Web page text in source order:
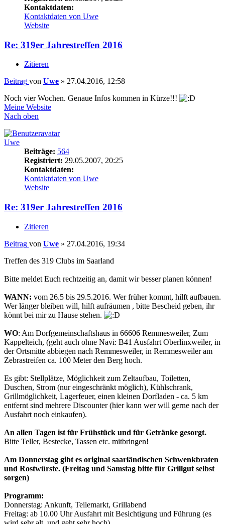
Kontaktdaten:
Kontaktdaten von Uwe
Website
Re: 319er Jahrestreffen 2016
Zitieren
Beitrag von Uwe » 27.04.2016, 12:58
Noch vier Wochen. Genaue Infos kommen in Kürze!!!
Meine Website
Nach oben
Uwe
Beiträge: 564
Registriert: 29.05.2007, 20:25
Kontaktdaten:
Kontaktdaten von Uwe
Website
Re: 319er Jahrestreffen 2016
Zitieren
Beitrag von Uwe » 27.04.2016, 19:34
Treffen des 319 Clubs im Saarland
Bitte meldet Euch rechtzeitig an, damit wir besser planen können!
WANN: vom 26.5 bis 29.5.2016. Wer früher kommt, hilft aufbauen.
Wer länger bleiben will, hilft aufräumen , bitte Bescheid geben, ihr
könnt bei mir zu Hause stehen.
WO: Am Dorfgemeinschaftshaus in 66606 Remmesweiler, Zum
Kappelteich, (geht auch ohne Navi: B41 Ausfahrt Oberlinxweiler, in
der Ortsmitte abbiegen nach Remmesweiler, in Remmesweiler am
Zebrastreifen ca. 100 Meter den Berg hoch.
Es gibt: Stellplätze, Möglichkeit zum Zeltaufbau, Toiletten,
Duschen, Strom (nur eingeschränkt möglich), Kühlschrank,
Grillmöglichkeit, Lagerfeuer, einen kleinen Dorfladen - ca. 5 km
entfernt sind mehrere Discounter (hier kann wer will gerne nach der
Ausfahrt noch einkaufen).
An allen Tagen ist für Frühstück und für Getränke gesorgt.
Bitte Teller, Bestecke, Tassen etc. mitbringen!
Am Donnerstag gibt es original saarländischen Schwenkbraten
und Rostwürste. (Freitag und Samstag bitte für Grillgut selbst
sorgen)
Programm:
Donnerstag: Ankunft, Teilemarkt, Grillabend
Freitag: ab 10.00 Uhr Ausfahrt mit Besichtigung und Führung (es